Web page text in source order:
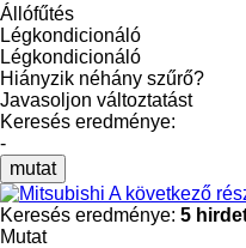
Állófűtés
Légkondicionáló
Légkondicionáló
Hiányzik néhány szűrő?
Javasoljon változtatást
Keresés eredménye:
-
mutat
A következő
Keresés eredménye: 5
Mutat